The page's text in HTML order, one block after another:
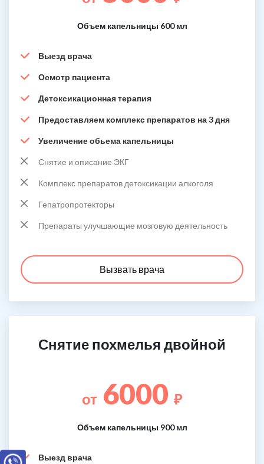
Объем капельницы 600 мл
Выезд врача
Осмотр пациента
Детоксикационная терапия
Предоставляем комплекс препаратов на 3 дня
Увеличение обьема капельницы
Снятие и описание ЭКГ
Комплекс препаратов детоксикации алкоголя
Гепатропротекторы
Препараты улучшающие мозговую деятельность
Вызвать врача
Снятие похмелья двойной
от 6000 ₽
Объем капельницы 900 мл
Выезд врача